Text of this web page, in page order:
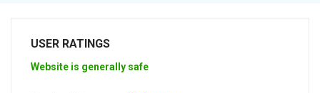
USER RATINGS
Website is generally safe